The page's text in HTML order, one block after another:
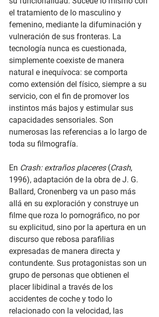
el tratamiento de lo masculino y
femenino, mediante la difuminación y
vulneración de sus fronteras. La
tecnología nunca es cuestionada,
simplemente coexiste de manera
natural e inequívoca: se comporta
como extensión del físico, siempre a su
servicio, con el fin de promover los
instintos más bajos y estimular sus
capacidades sensoriales. Son
numerosas las referencias a lo largo de
toda su filmografía.
En Crash: extraños placeres (Crash,
1996), adaptación de la obra de J. G.
Ballard, Cronenberg va un paso más
allá en su exploración y construye un
filme que roza lo pornográfico, no por
su explicitud, sino por la apertura en un
discurso que rebosa parafilias
expresadas de manera directa y
contundente. Sus protagonistas son un
grupo de personas que obtienen el
placer libidinal a través de los
accidentes de coche y todo lo
relacionado con la velocidad, las